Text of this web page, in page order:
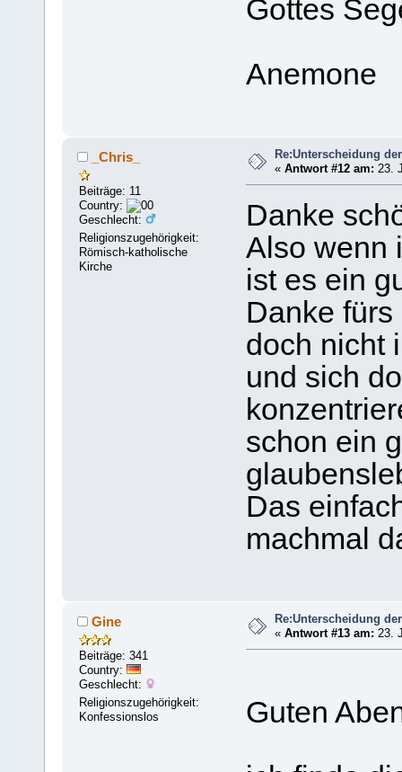
Gottes
Anemone
_Chris_
Beiträge: 11
Country:
Geschlecht:
Religionszugehörigkeit:
Römisch-katholische
Kirche
Re:Unterscheidung
«Antwort #12 am: 23.
Danke
Also wenn
ist es ein
Danke
doch nicht
und sich
schon ein
Das
machmal
Gine
Beiträge: 341
Country:
Geschlecht:
Religionszugehörigkeit:
Konfessionslos
Re:Unterscheidung
«Antwort #13 am: 23.
Guten